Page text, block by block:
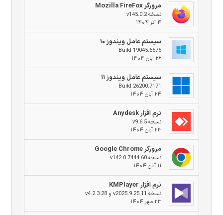
مرورگر Mozilla FireFox
نسخه v145.0.2
۴ آذر ۱۴۰۴
سیستم عامل ویندوز ۱۰
Build 19045.6575
۲۶ آبان ۱۴۰۴
سیستم عامل ویندوز ۱۱
Build 26200.7171
۲۴ آبان ۱۴۰۴
نرم افزار Anydesk
نسخه v9.6.5
۲۳ آبان ۱۴۰۴
مرورگر Google Chrome
نسخه v142.0.7444.60
۱۱ آبان ۱۴۰۴
نرم افزار KMPlayer
نسخه v2025.9.25.11 و v4.2.3.28
۲۳ مهر ۱۴۰۴